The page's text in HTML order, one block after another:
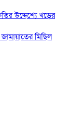
উদ্দেশ্যে খড়ের
মিছিল